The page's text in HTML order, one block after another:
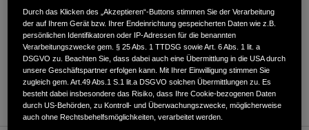
ANFAHRTSBESCHREIBUNG ANFORDERN
WEBSITE
Durch das Klicken des „Akzeptieren“-Buttons stimmen Sie der Verarbeitung
der auf Ihrem Gerät bzw. Ihrer Endeinrichtung gespeicherten Daten wie z.B.
persönlichen Identifikatoren oder IP-Adressen für die benannten
Verarbeitungszwecke gem. § 25 Abs. 1 TTDSG sowie Art. 6 Abs. 1 lit. a
DSGVO zu. Beachten Sie, dass dabei auch eine Übermittlung in die USA durch
unsere Geschäftspartner erfolgen kann. Mit Ihrer Einwilligung stimmen Sie
zugleich gem. Art.49 Abs.1 S.1 lit.a DSGVO solchen Übermittlungen zu. Es
besteht dabei insbesondere das Risiko, dass Ihre Cookie-bezogenen Daten
durch US-Behörden, zu Kontroll- und Überwachungszwecke, möglicherweise
auch ohne Rechtsbehelfsmöglichkeiten, verarbeitet werden.